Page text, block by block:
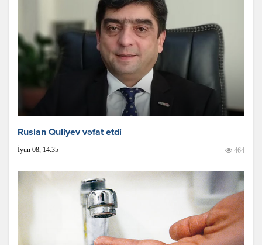
Ruslan Quliyev vəfat etdi
İyun 08, 14:35 464